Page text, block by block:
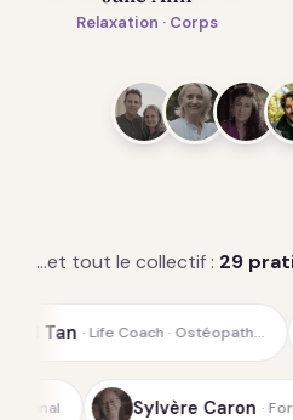
Relaxation · Corps
…et tout le collectif : 29
· Ostéopath… Didier Weiss
· Médium-canal